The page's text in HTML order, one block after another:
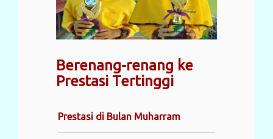
Berenang-renang ke
Prestasi Tertinggi
Prestasi di Bulan Muharram